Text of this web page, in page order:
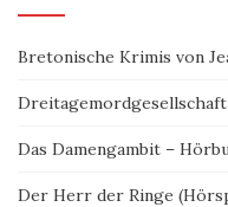
Bretonische Krimis von
Das Damengambit –
Der Herr der Ringe